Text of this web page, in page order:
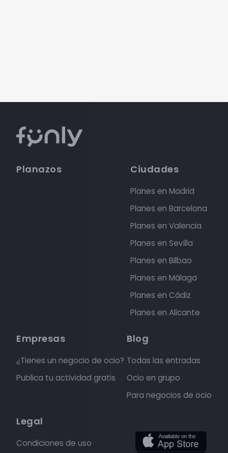
Planazos Ciudades
Planes en Madrid
Planes en Barcelona
Planes en Valencia
Planes en Sevilla
Planes en Bilbao
Planes en Málaga
Planes en Cádiz
Planes en Alicante
Empresas
¿Tienes un negocio de ocio?
Publica tu actividad gratis
Blog
Todas las entradas
Ocio en grupo
Para negocios de ocio
Legal
Condiciones de uso